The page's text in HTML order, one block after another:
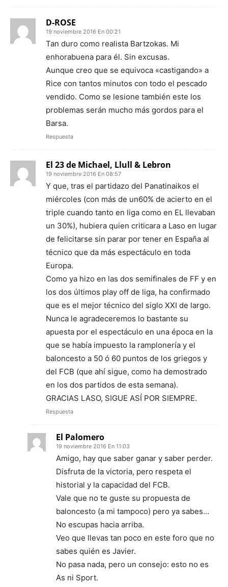
D-ROSE
19 noviembre 2016 En 00:21
Tan duro como realista Bartzokas. Mi
enhorabuena para él. Sin excusas.
Aunque creo que se equivoca «castigando» a
Rice con tantos minutos con todo el pescado
vendido. Como se lesione también este los
problemas serán mucho más gordos para el
Barsa.
Respuesta
El 23 de Michael, Llull & Lebron
19 noviembre 2016 En 08:57
Y que, tras el partidazo del Panatinaikos el
miércoles (con más de un60% de acierto en el
triple cuando tanto en liga como en EL llevaban
un 30%), hubiera quien criticara a Laso en lugar
de felicitarse sin parar por tener en España al
técnico que da más espectáculo en toda
Europa.
Como ya hizo en las dos semifinales de FF y en
los dos últimos play off de liga, ha confirmado
que es el mejor técnico del siglo XXI de largo.
Nunca le agradeceremos lo bastante su
apuesta por el espectáculo en una época en la
que se había impuesto la ramplonería y el
baloncesto a 50 ó 60 puntos de los griegos y
del FCB (que ahí sigue, como ha demostrado
en los dos partidos de esta semana).
GRACIAS LASO, SIGUE ASÍ POR SIEMPRE.
Respuesta
El Palomero
19 noviembre 2016 En 11:03
Amigo, hay que saber ganar y saber perder.
Disfruta de la victoria, pero respeta el
historial y la capacidad del FCB.
Vale que no te guste su propuesta de
baloncesto (a mi tampoco) pero ya sabes…
No escupas hacia arriba.
Veo que llevas tan poco en este foro que no
sabes quién es Javier.
No pasa nada, pero un consejo: esto no es
As ni Sport.